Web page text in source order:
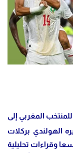
للمنتخب المغربي إلى
بنظيره الهولندي بركلات
دراماتيكي (1-1)، صدى واسعا وقراءات تحليلية